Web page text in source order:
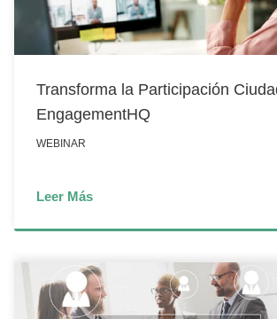
Transforma la Participación
EngagementHQ
WEBINAR
Leer Más